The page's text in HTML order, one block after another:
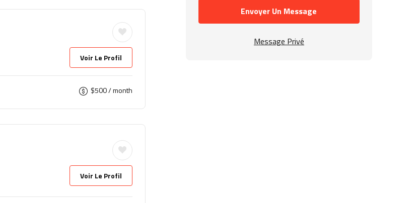
Voir Le Profil
$500/ month
Voir Le Profil
Envoyer Un Message
Message Privé